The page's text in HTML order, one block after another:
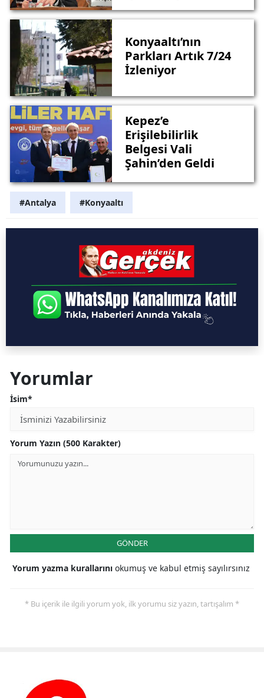
Konyaaltı’nın
Parkları Artık 7/24
İzleniyor
Kepez’e
Erişilebilirlik
Belgesi Vali
Şahin’den Geldi
#Antalya #Konyaaltı
Yorumlar
İsim*
Yorum Yazın (500 Karakter)
GÖNDER
Yorum yazma kurallarını okumuş ve kabul etmiş sayılırsınız
* Bu içerik ile ilgili yorum yok, ilk yorumu siz yazın, tartışalım *